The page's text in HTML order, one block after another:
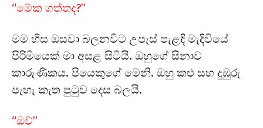
“මේක ගත්තද?”
මම හිස ඔසවා බලනවිට උපැස් පැළඳි මැදිවියේ
පිරිමියෙක් මා අසළ සිටියි. ඔහුගේ සිනාව
කාරුණිකය. පියෙකුගේ මෙනි. ඔහු කළු සහ දුඹුරු
පැහැ කැත පුටුව දෙස බලයි.
“ඔව්”